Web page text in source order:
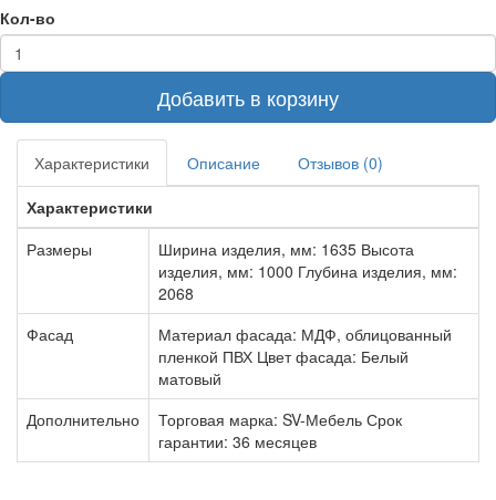
Кол-во
Добавить в корзину
Характеристики Описание
Отзывов (0)
Характеристики
Размеры
Ширина изделия, мм: 1635 Высота
изделия, мм: 1000 Глубина изделия, мм:
2068
Фасад
Материал фасада: МДФ, облицованный
пленкой ПВХ Цвет фасада: Белый
матовый
Дополнительно
Торговая марка: SV-Мебель Срок
гарантии: 36 месяцев